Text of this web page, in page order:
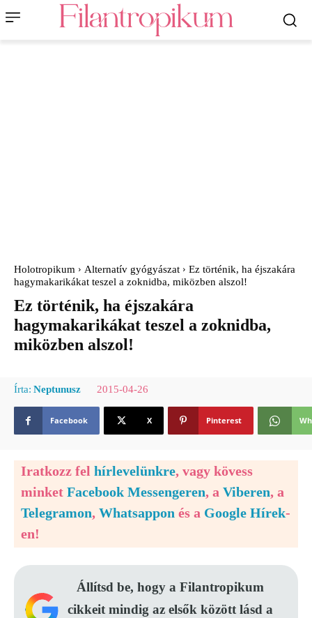
Holotropikum Alternatív gyógyászat
Ez történik, ha éjszakára
hagymakarikákat teszel a zoknidba, miközben alszol!
Ez történik, ha éjszakára
hagymakarikákat teszel a zoknidba,
miközben alszol!
Írta: Neptunusz 2015-04-26
Facebook X Pinterest
Iratkozz fel hírlevelünkre, vagy kövess
minket Facebook Messengeren, a Viberen, a
Telegramon, Whatsappon és a Google Hírek-
en!
Állítsd be, hogy a Filantropikum
cikkeit mindig az elsők között lásd a